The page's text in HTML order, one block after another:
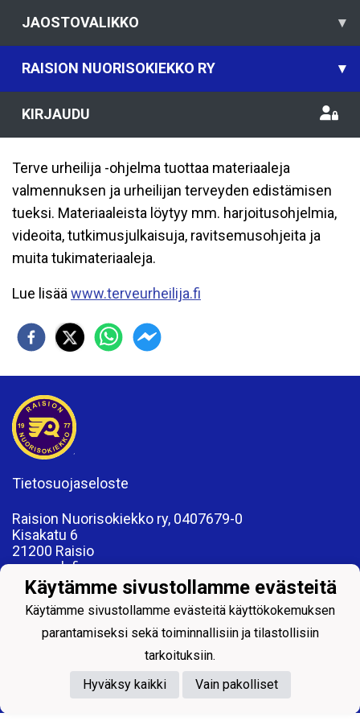
JAOSTOVALIKKO ▾
RAISION NUORISOKIEKKO RY ▾
KIRJAUDU
Terve urheilija -ohjelma tuottaa materiaaleja
valmennuksen ja urheilijan terveyden edistämisen
tueksi. Materiaaleista löytyy mm. harjoitusohjelmia,
videoita, tutkimusjulkaisuja, ravitsemusohjeita ja
muita tukimateriaaleja.
Lue lisää www.terveurheilija.fi
Tietosuojaseloste
Raision Nuorisokiekko ry, 0407679-0
Kisakatu 6
21200 Raisio
www.rnk.fi
toimisto@rnk.fi
Powered by
Käytämme sivustollamme evästeitä
Käytämme sivustollamme evästeitä käyttökokemuksen
parantamiseksi sekä toiminnallisiin ja tilastollisiin
tarkoituksiin.
Hyväksy kaikki
Vain pakolliset